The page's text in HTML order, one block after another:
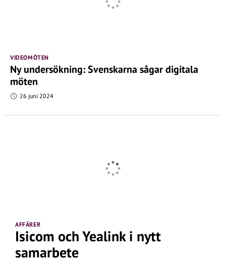
VIDEOMÖTEN
Ny undersökning: Svenskarna sågar digitala
möten
26 juni 2024
AFFÄRER
Isicom och Yealink i nytt
samarbete